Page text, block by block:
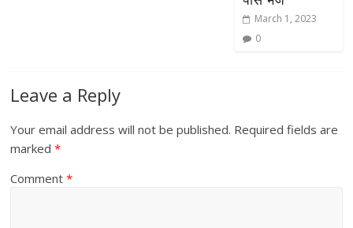
March 1, 2023
0
Leave a Reply
Your email address will not be published. Required fields are
marked*
Comment*